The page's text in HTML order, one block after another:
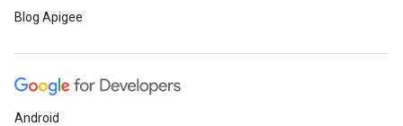
Blog Apigee
Android